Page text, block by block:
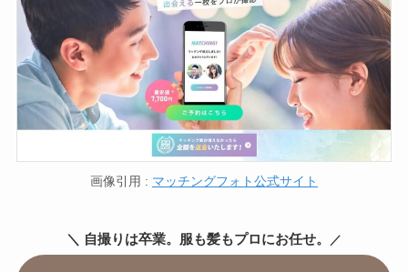
画像引用 : マッチングフォト公式サイト
＼ 自撮りは卒業。服も髪もプロにお任せ。 ／